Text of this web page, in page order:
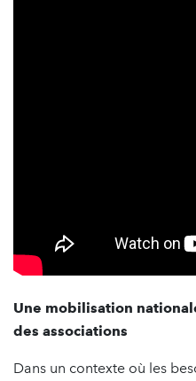
Une mobilisation
des associations
Dans un contexte où les